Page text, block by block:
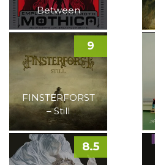
Between
FINSTERFORST
– Still
9
8.5